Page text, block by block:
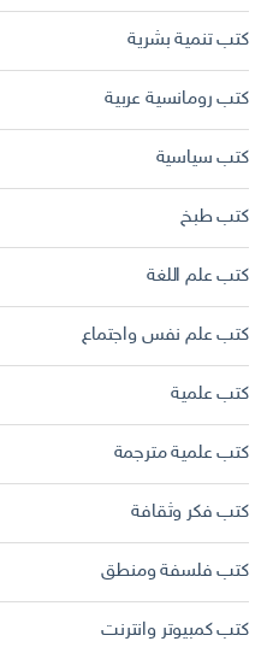
كتب تنمية بشرية
كتب رومانسية عربية
كتب سياسية
كتب طبخ
كتب علم اللغة
كتب علم نفس واجتماع
كتب علمية
كتب علمية مترجمة
كتب فكر وثقافة
كتب فلسفة ومنطق
كتب كمبيوتر وانترنت